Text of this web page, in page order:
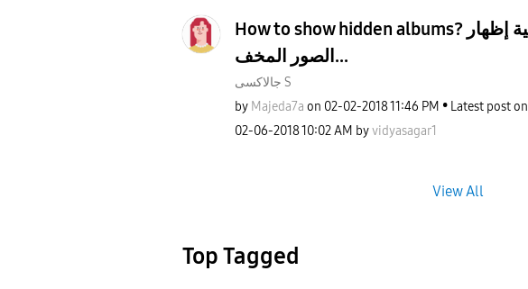
How to show hidden albums? كيفية إظهار
الصور المخف...
جالاكسى S
by Majeda7a on ‎02-02-201811:46 PM
Latest post on
‎02-06-201810:02 AM byvidyasagar1
View All
Top Tagged